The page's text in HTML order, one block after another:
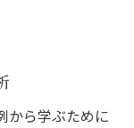
から学ぶために